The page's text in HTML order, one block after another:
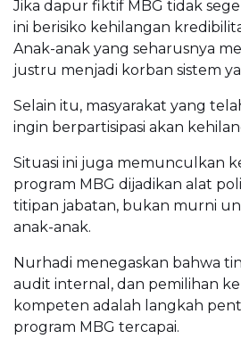
Jika dapur fiktif MBG tidak
ini berisiko kehilangan
Anak-anak yang seharusnya
justru menjadi korban sistem
Selain itu, masyarakat yang
ingin berpartisipasi akan
Situasi ini juga memunculkan
program MBG dijadikan alat
titipan jabatan, bukan murni
anak-anak.
Nurhadi menegaskan bahwa
audit internal, dan pemilihan
kompeten adalah langkah
program MBG tercapai.